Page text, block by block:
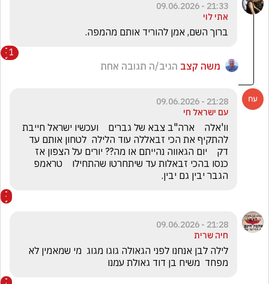
21:33 - 09.06.2026
אתי לוי
ברוך השם, אמן להוריד אותם מהמפה.
1
משה קצב הגיב/ה תגובה אחת
21:28 - 09.06.2026
עם ישראל חי
הגבר יבין גם יבין.
21:28 - 09.06.2026
חיה שרית
מפחד  משיח בן דוד גאולת עמנו